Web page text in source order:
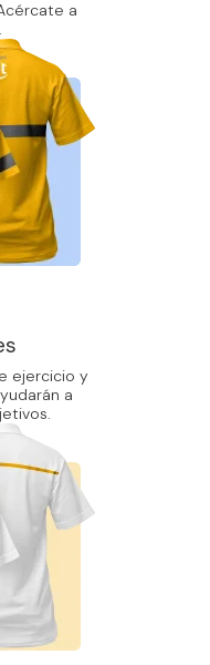
a
ejercicio y
a